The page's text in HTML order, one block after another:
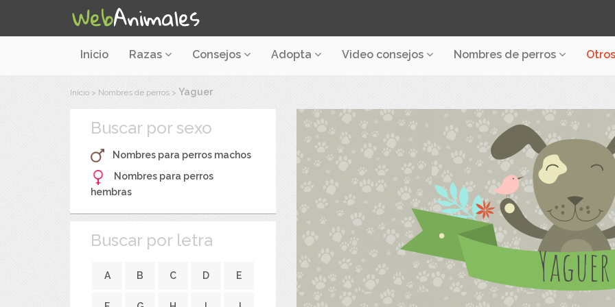
Inicio Razas Consejos Adopta Video consejos Nombres de perros
Inicio > Nombres de perros > Yaguer
Buscar por sexo
Nombres para perros machos
Nombres para perros
hembras
Buscar por letra
A B C D E Yaguer